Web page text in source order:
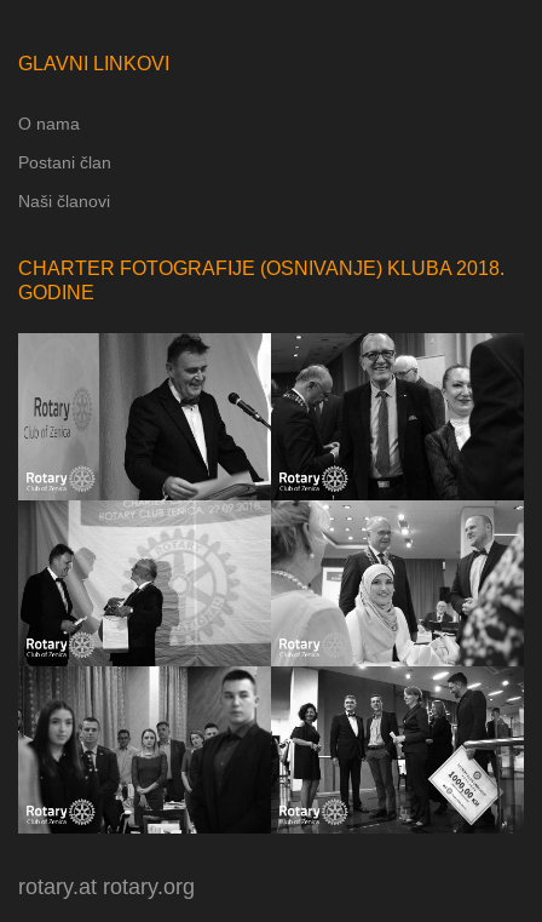
GLAVNI LINKOVI
O nama
Postani član
Naši članovi
CHARTER FOTOGRAFIJE (OSNIVANJE) KLUBA 2018.
GODINE
rotary.at rotary.org